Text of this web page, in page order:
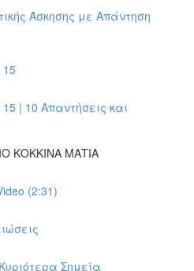
Άσκησης με Απάντηση
| 10 Απαντήσεις και
ΚΟΚΚΙΝΑ ΜΑΤΙΑ
(2:31)
Σημεία